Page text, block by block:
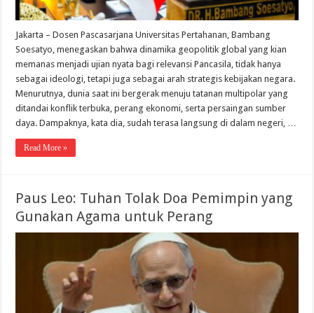
Jakarta – Dosen Pascasarjana Universitas Pertahanan, Bambang
Soesatyo, menegaskan bahwa dinamika geopolitik global yang kian
memanas menjadi ujian nyata bagi relevansi Pancasila, tidak hanya
sebagai ideologi, tetapi juga sebagai arah strategis kebijakan negara.
Menurutnya, dunia saat ini bergerak menuju tatanan multipolar yang
ditandai konflik terbuka, perang ekonomi, serta persaingan sumber
daya. Dampaknya, kata dia, sudah terasa langsung di dalam negeri, …
Read More »
Paus Leo: Tuhan Tolak Doa Pemimpin yang
Gunakan Agama untuk Perang